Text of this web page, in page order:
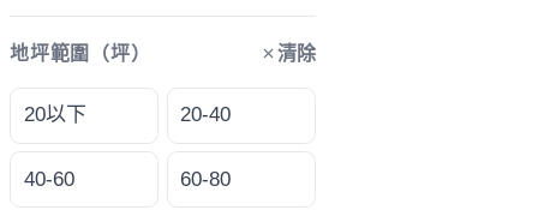
地坪範圍（坪） 清除
20以下 20-40
40-60 60-80